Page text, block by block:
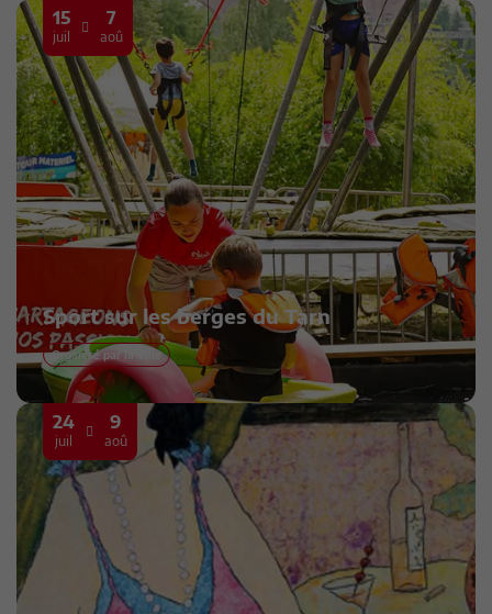
15
juil
7
aoû
Sport sur les berges du Tarn
Organisé par la Ville
24
juil
9
aoû